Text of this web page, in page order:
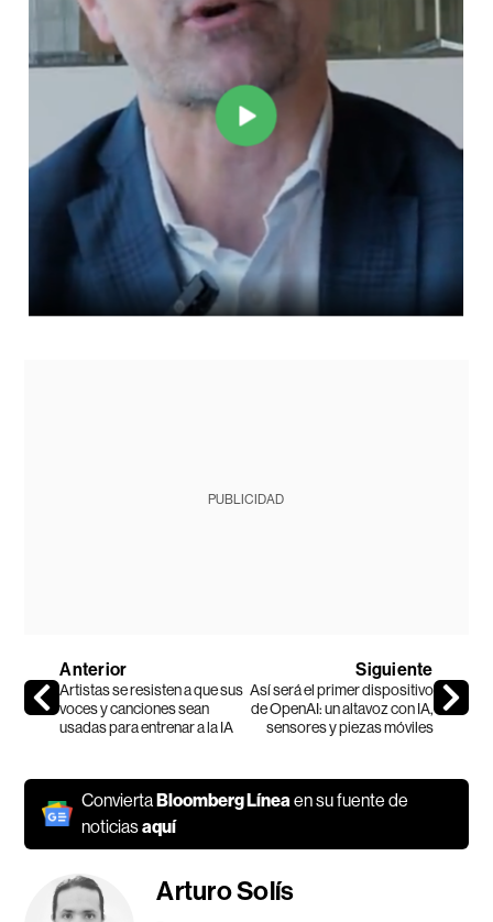
PUBLICIDAD
Anterior
Artistas se resisten a que sus
voces y canciones sean
usadas para entrenar a la IA
Siguiente
Así será el primer dispositivo
de OpenAI: un altavoz con IA,
sensores y piezas móviles
ConviertaBloomberg Línea en su fuente de
noticiasaquí
Arturo Solís